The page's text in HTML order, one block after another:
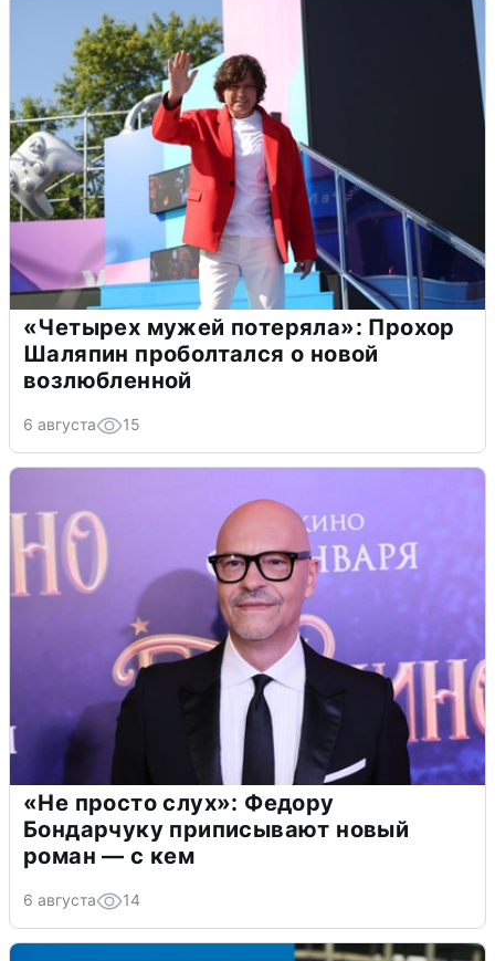
«Четырех мужей потеряла»: Прохор
Шаляпин проболтался о новой
возлюбленной
6 августа 15
«Не просто слух»: Федору
Бондарчуку приписывают новый
роман — с кем
6 августа 14